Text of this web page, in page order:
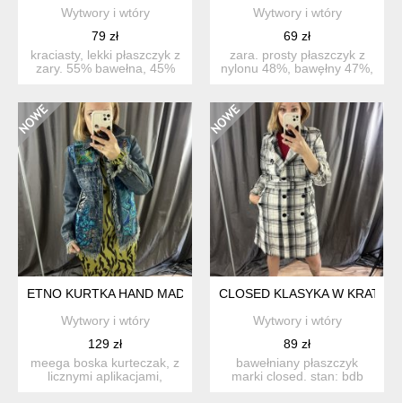
Wytwory i wtóry
79 zł
kraciasty, lekki płaszczyk z
zary. 55% bawełna, 45%
Wytwory i wtóry
69 zł
zara. prosty płaszczyk z
nylonu 48%, bawęłny 47%,
ETNO KURTKA HAND MADE
Wytwory i wtóry
129 zł
meega boska kurteczak, z
licznymi aplikacjami,
CLOSED KLASYKA W KRATĘ
Wytwory i wtóry
89 zł
bawełniany płaszczyk
marki closed. stan: bdb